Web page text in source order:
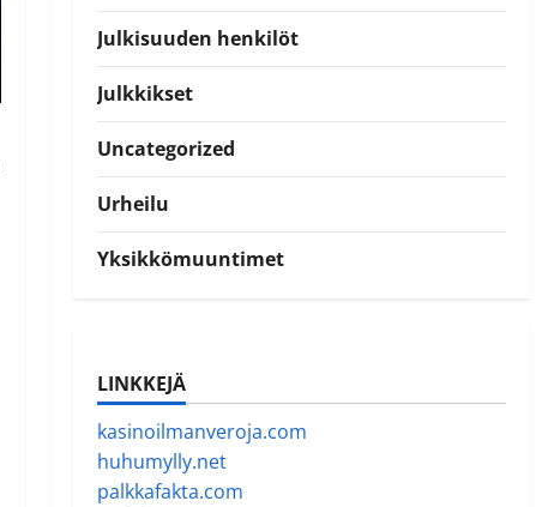
Julkisuuden henkilöt
Julkkikset
Uncategorized
Urheilu
Yksikkömuuntimet
LINKKEJÄ
kasinoilmanveroja.com
huhumylly.net
palkkafakta.com